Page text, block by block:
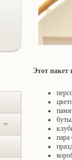
Этот пакет
пара